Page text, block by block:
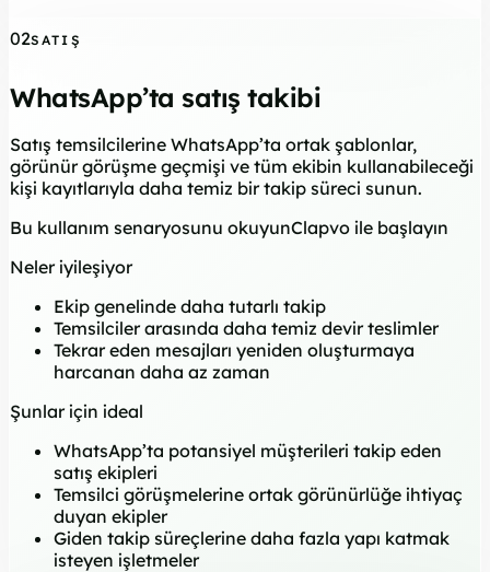
02SATIŞ
WhatsApp’ta satış takibi
Satış temsilcilerine WhatsApp’ta ortak şablonlar,
görünür görüşme geçmişi ve tüm ekibin kullanabileceği
kişi kayıtlarıyla daha temiz bir takip süreci sunun.
Bu kullanım senaryosunu okuyunClapvo ile başlayın
Neler iyileşiyor
Ekip genelinde daha tutarlı takip
Temsilciler arasında daha temiz devir teslimler
Tekrar eden mesajları yeniden oluşturmaya
harcanan daha az zaman
Şunlar için ideal
WhatsApp’ta potansiyel müşterileri takip eden
satış ekipleri
Temsilci görüşmelerine ortak görünürlüğe ihtiyaç
duyan ekipler
Giden takip süreçlerine daha fazla yapı katmak
isteyen işletmeler